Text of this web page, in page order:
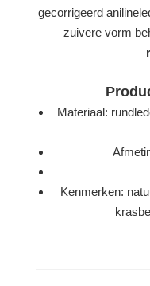
gecorrigeerd
zuivere vorm
Materiaal:
Kenmerken: